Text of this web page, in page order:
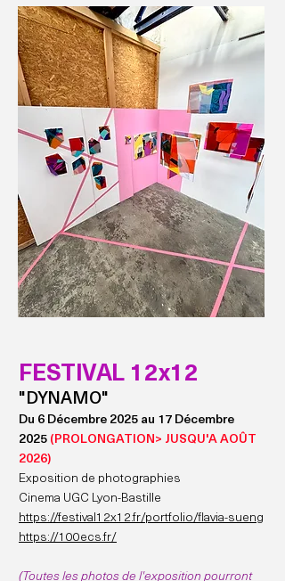
FESTIVAL 12x12
"DYNAMO"
Du 6 Décembre 2025 au 17 Décembre
2025(PROLONGATION> JUSQU'A AOÛT
2026)
Exposition de photographies
Cinema UGC Lyon-Bastille
https://festival12x12.fr/portfolio/flavia-sueng
https://100ecs.fr/
(Toutes les photos de l'exposition pourront